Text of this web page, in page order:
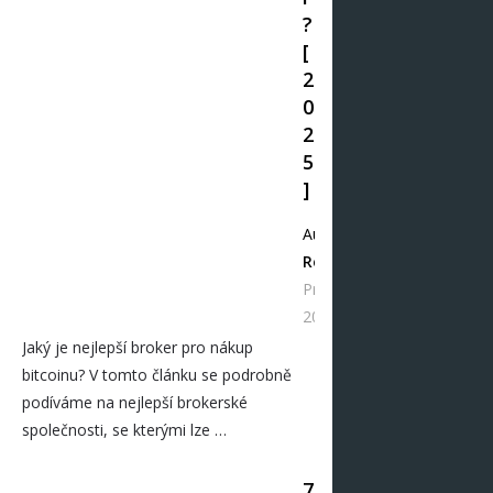
?
[
2
0
2
5
]
Autor
Redakce
Pro 11,
2024
Jaký je nejlepší broker pro nákup
bitcoinu? V tomto článku se podrobně
podíváme na nejlepší brokerské
společnosti, se kterými lze …